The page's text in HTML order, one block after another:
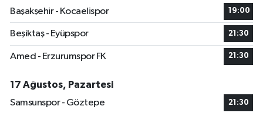
Başakşehir - Kocaelispor
19:00
Beşiktaş - Eyüpspor 21:30
Amed - Erzurumspor FK 21:30
17 Ağustos, Pazartesi
Samsunspor - Göztepe
21:30